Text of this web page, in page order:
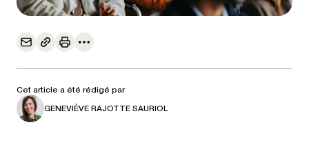
Cet article a été rédigé par
GENEVIÈVE RAJOTTE SAURIOL